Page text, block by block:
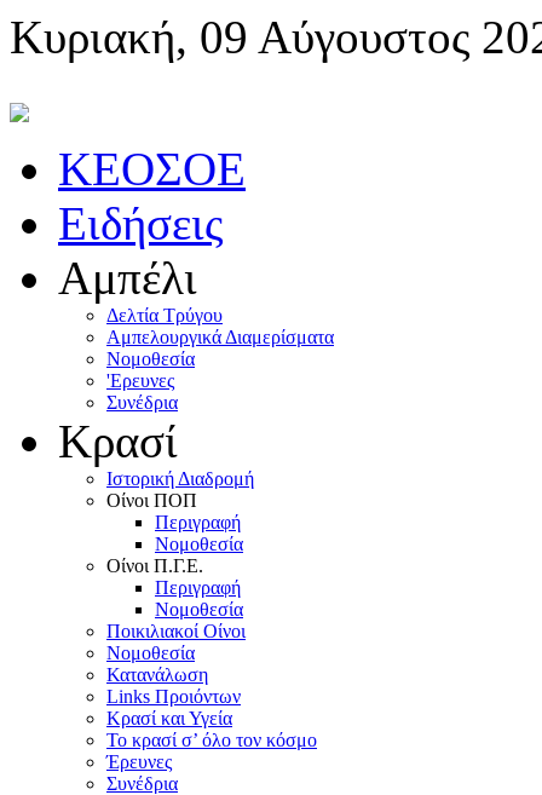
Κυριακή, 09 Αύγουστος
KEOΣOE
Ειδήσεις
Αμπέλι
Δελτία Τρύγου
Αμπελουργικά Διαμερίσματα
Nομοθεσία
'Eρευνες
Συνέδρια
Κρασί
Iστορική Διαδρομή
Oίνοι ΠOΠ
Περιγραφή
Nομοθεσία
Oίνοι Π.Γ.E.
Περιγραφή
Νομοθεσία
Ποικιλιακοί Oίνοι
Nομοθεσία
Κατανάλωση
Links Προιόντων
Κρασί και Υγεία
To κρασί σ’ όλο τον κόσμο
Έρευνες
Συνέδρια